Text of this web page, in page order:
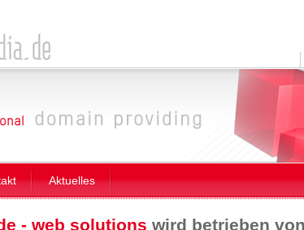
Aktuelles
- web solutions wird betrieben